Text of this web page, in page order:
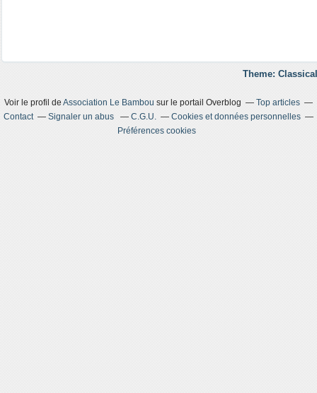
Theme:
Voir le profil de Association Le Bambou sur le portail Overblog
Top articles
Contact
Signaler un abus C.G.U.
Cookies et données personnelles
Préférences cookies